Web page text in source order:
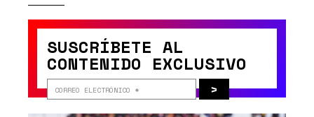
SUSCRÍBETE AL
CONTENIDO EXCLUSIVO
>